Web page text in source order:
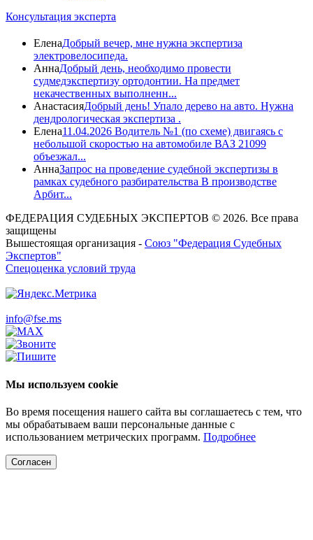
Консультация эксперта
ЕленаДобрый вечер, мне нужна экспертиза
электровелосипеда.
АннаДобрый день, необходимо провести
судмедэкспертизу ортодонтии. На предмет
некачественных выполненн...
АнастасияДобрый день! Упало дерево на авто. Нужна
дендрологическая экспертиза .
Елена11.04.2026 Водитель №1 (по схеме) двигаясь с
небольшой скоростью на автомобиле ВАЗ 21099
объезжал...
АннаЗапрос на проведение судебной экспертизы в
рамках судебного разбирательства В производстве
Арбит...
ФЕДЕРАЦИЯ СУДЕБНЫХ ЭКСПЕРТОВ © 2026. Все права
защищены
Вышестоящая организация - Союз "Федерация Судебных
Экспертов"
Спецоценка условий труда
info@fse.ms
Мы используем cookie
Во время посещения нашего сайта вы соглашаетесь с тем, что
мы обрабатываем ваши персональные данные с
использованием метрических программ. Подробнее
Согласен